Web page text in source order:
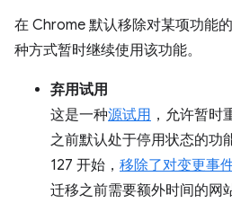
在 Chrome 默认移除对某项功能
种方式暂时继续使用该功能。
弃用试用
这是一种源试用 ，允许暂时
之前默认处于停用状态的功
127 开始， 移除了对变更事
迁移之前需要额外时间的网